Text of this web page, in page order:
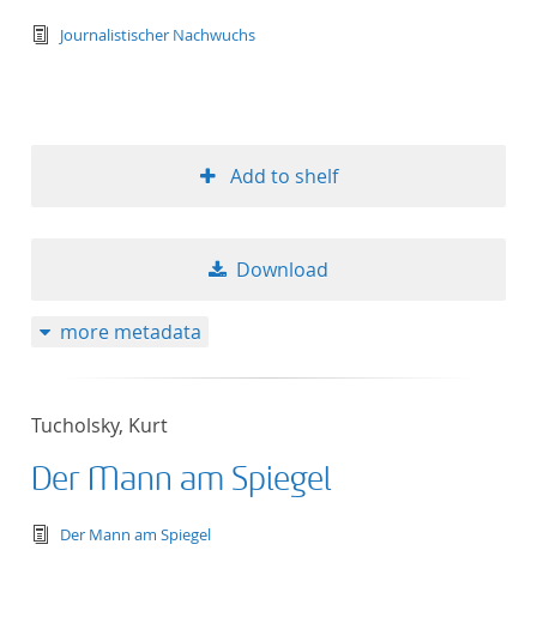
text/tg.edition+tg.aggregation+xml
Journalistischer Nachwuchs
Add to shelf
Download
more metadata
Tucholsky, Kurt
Der Mann am Spiegel
text/tg.edition+tg.aggregation+xml
Der Mann am Spiegel